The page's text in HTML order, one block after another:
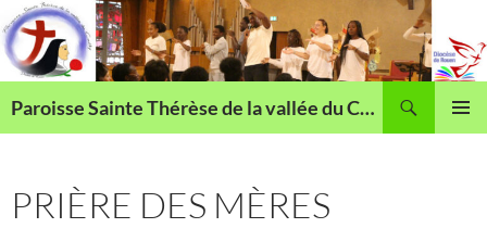
Aller
au
contenu
Paroisse Sainte Thérèse de la vallée du Cailly
PRIÈRE DES MÈRES